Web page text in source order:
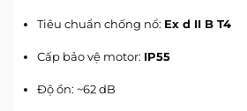
Tiêu chuẩn chống nổ: Ex d II B T4
Cấp bảo vệ motor: IP55
Độ ồn: ~62 dB